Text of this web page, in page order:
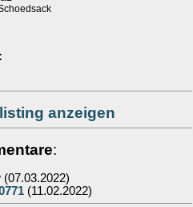
anzeigen
:
(07.03.2022)
(11.02.2022)